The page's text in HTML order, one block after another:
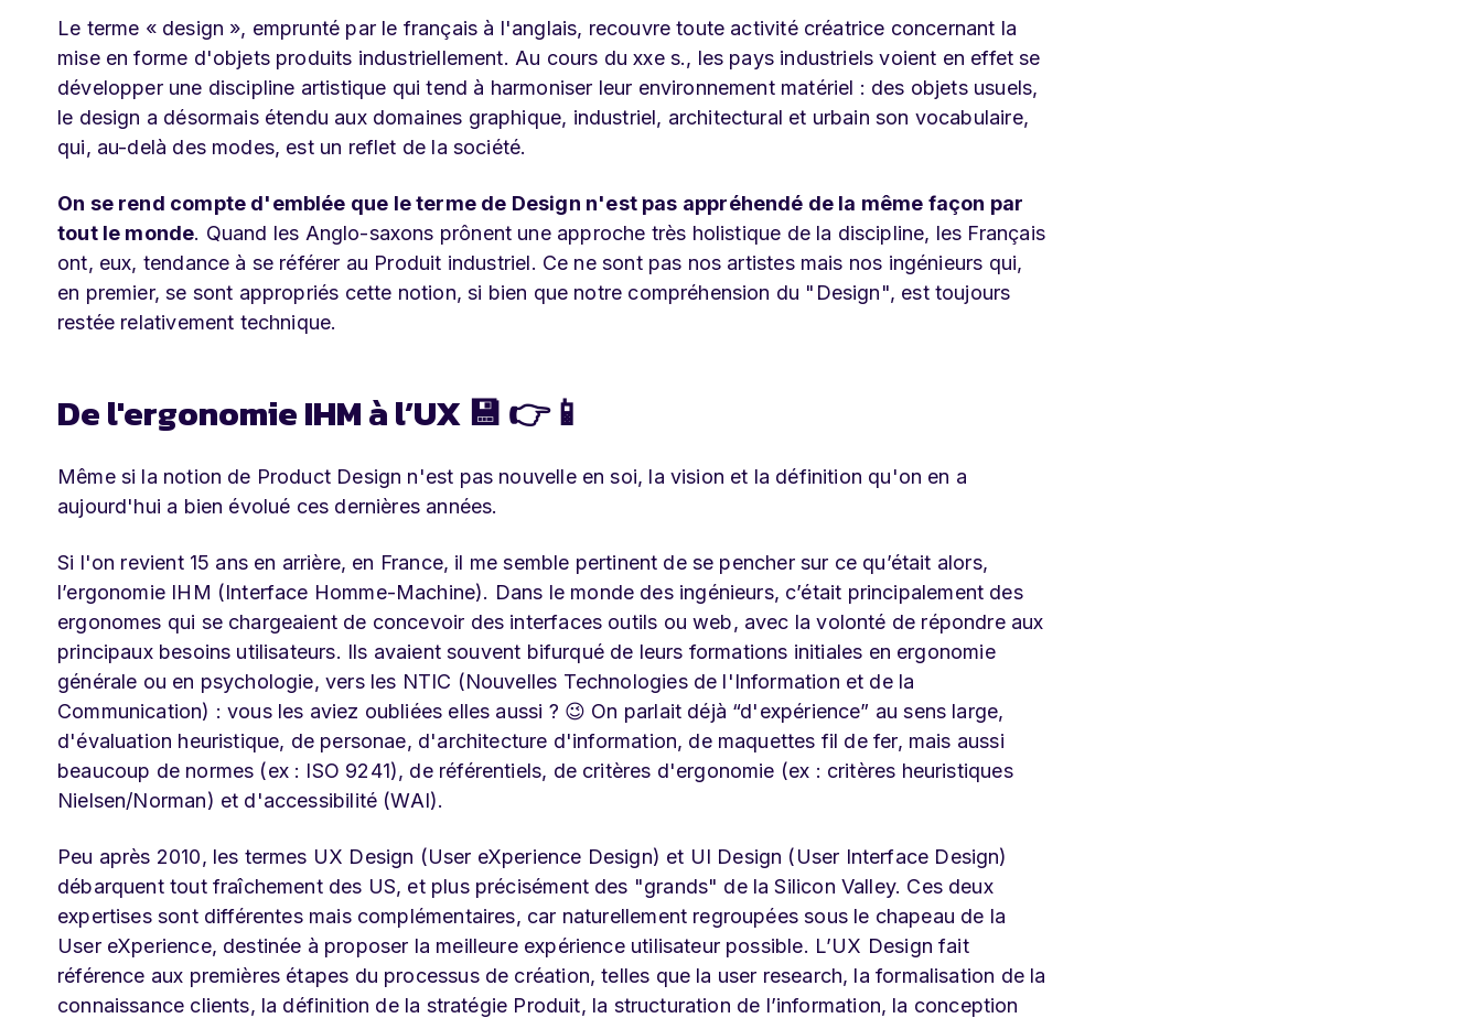
Le terme « design », emprunté par le français à l'anglais, recouvre toute activité créatrice concernant la
mise en forme d'objets produits industriellement. Au cours du xxe s., les pays industriels voient en effet se
développer une discipline artistique qui tend à harmoniser leur environnement matériel : des objets usuels,
le design a désormais étendu aux domaines graphique, industriel, architectural et urbain son vocabulaire,
qui, au-delà des modes, est un reflet de la société.
On se rend compte d'emblée que le terme de Design n'est pas appréhendé de la même façon par
tout le monde. Quand les Anglo-saxons prônent une approche très holistique de la discipline, les Français
ont, eux, tendance à se référer au Produit industriel. Ce ne sont pas nos artistes mais nos ingénieurs qui,
en premier, se sont appropriés cette notion, si bien que notre compréhension du "Design", est toujours
restée relativement technique.
De l'ergonomie IHM à l’UX 💾 👉📱
Même si la notion de Product Design n'est pas nouvelle en soi, la vision et la définition qu'on en a
aujourd'hui a bien évolué ces dernières années.
Si l'on revient 15 ans en arrière, en France, il me semble pertinent de se pencher sur ce qu’était alors,
l’ergonomie IHM (Interface Homme-Machine). Dans le monde des ingénieurs, c’était principalement des
ergonomes qui se chargeaient de concevoir des interfaces outils ou web, avec la volonté de répondre aux
principaux besoins utilisateurs. Ils avaient souvent bifurqué de leurs formations initiales en ergonomie
générale ou en psychologie, vers les NTIC (Nouvelles Technologies de l'Information et de la
Communication) : vous les aviez oubliées elles aussi ? 😉 On parlait déjà “d'expérience” au sens large,
d'évaluation heuristique, de personae, d'architecture d'information, de maquettes fil de fer, mais aussi
beaucoup de normes (ex : ISO 9241), de référentiels, de critères d'ergonomie (ex : critères heuristiques
Nielsen/Norman) et d'accessibilité (WAI).
Peu après 2010, les termes UX Design (User eXperience Design) et UI Design (User Interface Design)
débarquent tout fraîchement des US, et plus précisément des "grands" de la Silicon Valley. Ces deux
expertises sont différentes mais complémentaires, car naturellement regroupées sous le chapeau de la
User eXperience, destinée à proposer la meilleure expérience utilisateur possible. L’UX Design fait
référence aux premières étapes du processus de création, telles que la user research, la formalisation de la
connaissance clients, la définition de la stratégie Produit, la structuration de l’information, la conception